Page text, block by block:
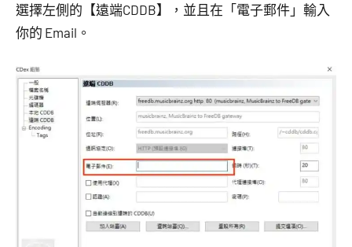
選擇左側的【遠端CDDB】，並且在「電子郵件」輸入
你的 Email。